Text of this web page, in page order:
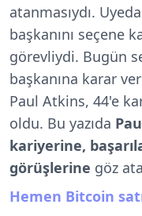
atanmasıydı.
başkanını seçene
görevliydi. Bugün
başkanına karar
Paul Atkins, 44'e
oldu. Bu yazıda
kariyerine,
görüşlerine göz
Hemen Bitcoin